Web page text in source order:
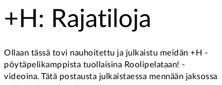
+H: Rajatiloja
Ollaan tässä tovi nauhoitettu ja julkaistu meidän +H -
pöytäpelikamppista tuollaisina Roolipelataan! -
videoina. Tätä postausta julkaistaessa mennään jaksossa